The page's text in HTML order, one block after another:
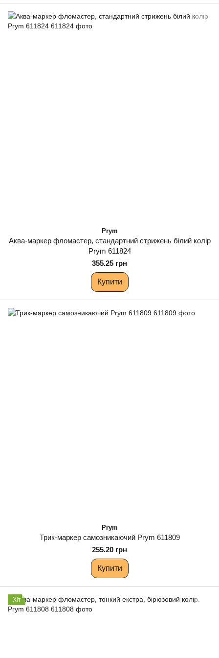
Prym
Аква-маркер фломастер, стандартний стрижень білий колір
Prym 611824
355.25 грн
Купити
Prym
Трик-маркер самозникаючий Prym 611809
255.20 грн
Купити
Хіт